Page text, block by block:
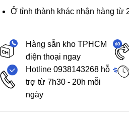
Ở tỉnh thành khác nhận hàng từ
Hàng sẵn kho TPHCM
điện thoại ngay
Hotline 0938143268 hỗ
trợ từ 7h30 - 20h mỗi
ngày